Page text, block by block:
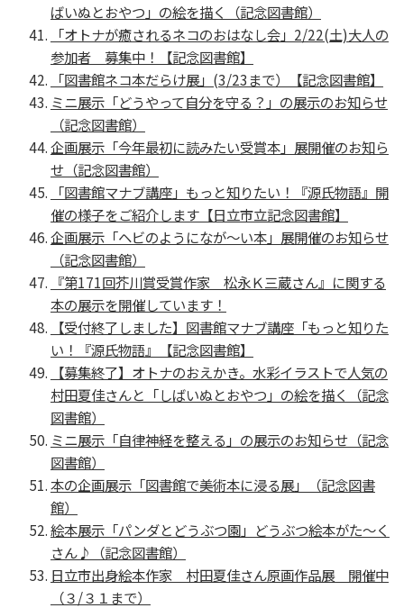
ばいぬとおやつ」の絵を描く（記念図書館）
「オトナが癒されるネコのおはなし会」2/22(土)大人の
参加者 募集中！【記念図書館】
「図書館ネコ本だらけ展」(3/23まで）【記念図書館】
ミニ展示「どうやって自分を守る？」の展示のお知らせ
（記念図書館）
企画展示「今年最初に読みたい受賞本」展開催のお知ら
せ（記念図書館）
「図書館マナブ講座」もっと知りたい！『源氏物語』開
催の様子をご紹介します【日立市立記念図書館】
企画展示「ヘビのようになが～い本」展開催のお知らせ
（記念図書館）
『第171回芥川賞受賞作家 松永Ｋ三蔵さん』に関する
本の展示を開催しています！
【受付終了しました】図書館マナブ講座「もっと知りた
い！『源氏物語』【記念図書館】
【募集終了】オトナのおえかき。水彩イラストで人気の
村田夏佳さんと「しばいぬとおやつ」の絵を描く（記念
図書館）
ミニ展示「自律神経を整える」の展示のお知らせ（記念
図書館）
本の企画展示「図書館で美術本に浸る展」（記念図書
館）
絵本展示「パンダとどうぶつ園」どうぶつ絵本がた～く
さん♪（記念図書館）
日立市出身絵本作家 村田夏佳さん原画作品展 開催中
（３/３１まで）